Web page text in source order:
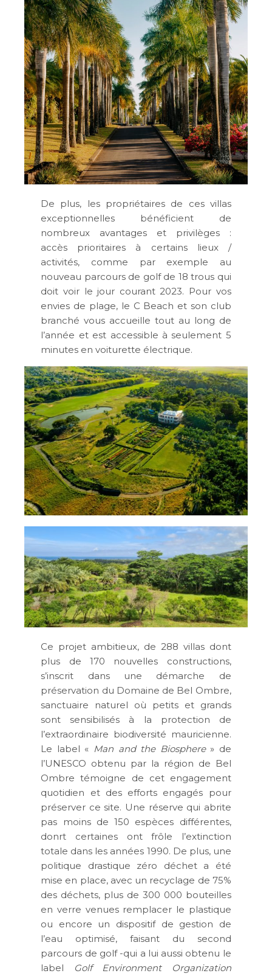
De plus, les propriétaires de ces villas
exceptionnelles bénéficient de
nombreux avantages et privilèges :
accès prioritaires à certains lieux /
activités, comme par exemple au
nouveau parcours de golf de 18 trous qui
doit voir le jour courant 2023. Pour vos
envies de plage, le C Beach et son club
branché vous accueille tout au long de
l’année et est accessible à seulement 5
minutes en voiturette électrique.
Ce projet ambitieux, de 288 villas dont
plus de 170 nouvelles constructions,
s’inscrit dans une démarche de
préservation du Domaine de Bel Ombre,
sanctuaire naturel où petits et grands
sont sensibilisés à la protection de
l’extraordinaire biodiversité mauricienne.
Le label « Man and the Biosphere» de
l’UNESCO obtenu par la région de Bel
Ombre témoigne de cet engagement
quotidien et des efforts engagés pour
préserver ce site. Une réserve qui abrite
pas moins de 150 espèces différentes,
donrt certaines ont frôle l’extinction
totale dans les années 1990. De plus, une
politique drastique zéro déchet a été
mise en place, avec un recyclage de 75%
des déchets, plus de 300 000 bouteilles
en verre venues remplacer le plastique
ou encore un dispositif de gestion de
l’eau optimisé, faisant du second
parcours de golf -qui a lui aussi obtenu le
label
Golf Environment Organization